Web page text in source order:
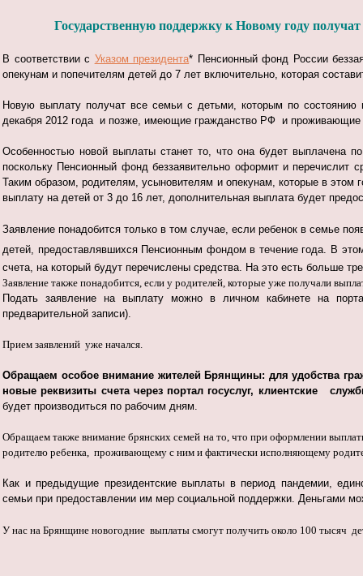
Государственную поддержку к Новому году
В соответствии с Указом президента* Пенсионный фонд России
опекунам и попечителям детей до 7 лет включительно, которая
Новую выплату получат все семьи с детьми, которым по
декабря 2012 года и позже, имеющие гражданство РФ и
Особенностью новой выплаты станет то, что она будет выплачена
поскольку Пенсионный фонд беззаявительно оформит и перечислит
Таким образом, родителям, усыновителям и опекунам, которые в
выплату на детей от 3 до 16 лет, дополнительная выплата будет
Заявление понадобится только в том случае, если ребенок в семье
детей, предоставлявшихся Пенсионным фондом в течение года. В
счета, на который будут перечислены средства. На это есть больше
Заявление также понадобится, если у родителей, которые уже получали
Подать заявление на выплату можно в личном кабинете на
предварительной записи).
Прием заявлений уже начался.
Обращаем особое внимание жителей Брянщины: для удобства
новые реквизиты счета через портал госуслуг, клиентские
будет производиться по рабочим дням.
Обращаем также внимание брянских семей на то, что при оформлении
родителю ребенка, проживающему с ним и фактически исполняющему
Как и предыдущие президентские выплаты в период пандемии,
семьи при предоставлении им мер социальной поддержки. Деньгами
У нас на Брянщине новогодние выплаты смогут получить около 100 тысяч